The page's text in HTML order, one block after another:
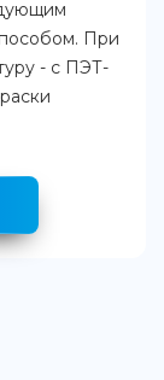
При
- с ПЭТ-